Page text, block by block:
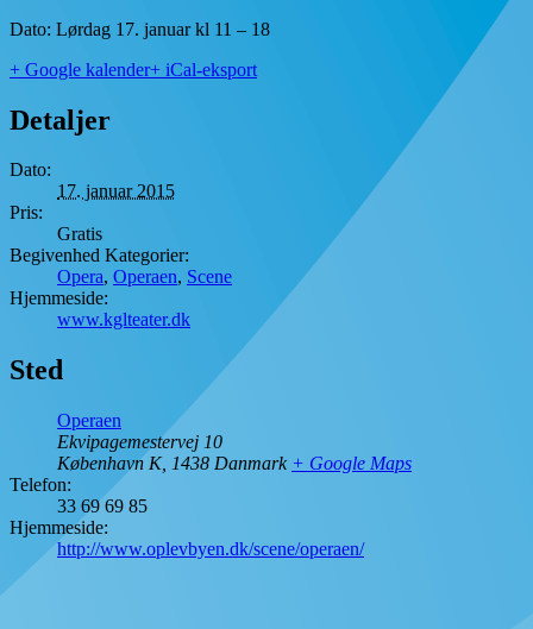
Dato: Lørdag 17. januar kl 11 – 18
+ Google kalender+ iCal-eksport
Detaljer
Dato:
17. januar 2015
Pris:
Gratis
Begivenhed Kategorier:
Opera, Operaen, Scene
Hjemmeside:
www.kglteater.dk
Sted
Operaen
Ekvipagemestervej 10
København K, 1438 Danmark + Google Maps
Telefon:
33 69 69 85
Hjemmeside:
http://www.oplevbyen.dk/scene/operaen/